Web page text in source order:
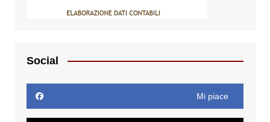
Social
Mi piace